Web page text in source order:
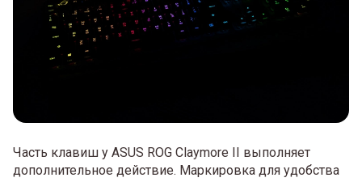
Часть клавиш у ASUS ROG Claymore II выполняет
дополнительное действие. Маркировка для удобства